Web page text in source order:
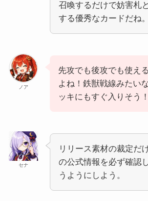
召喚するだけで妨害札
する優秀なカードだね。
ノア
先攻でも後攻でも使え
よね！鉄獣戦線みたい
ッキにもすぐ入りそう！
セナ
リリース素材の裁定だ
の公式情報を必ず確認
うようにしよう。